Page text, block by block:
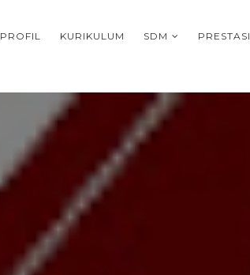
PROFIL KURIKULUM SDM PRESTASI